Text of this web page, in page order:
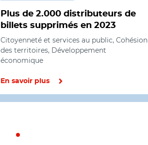
Plus de 2.000 distributeurs de
billets supprimés en 2023
Citoyenneté et services au public, Cohésion
des territoires, Développement
économique
En savoir plus